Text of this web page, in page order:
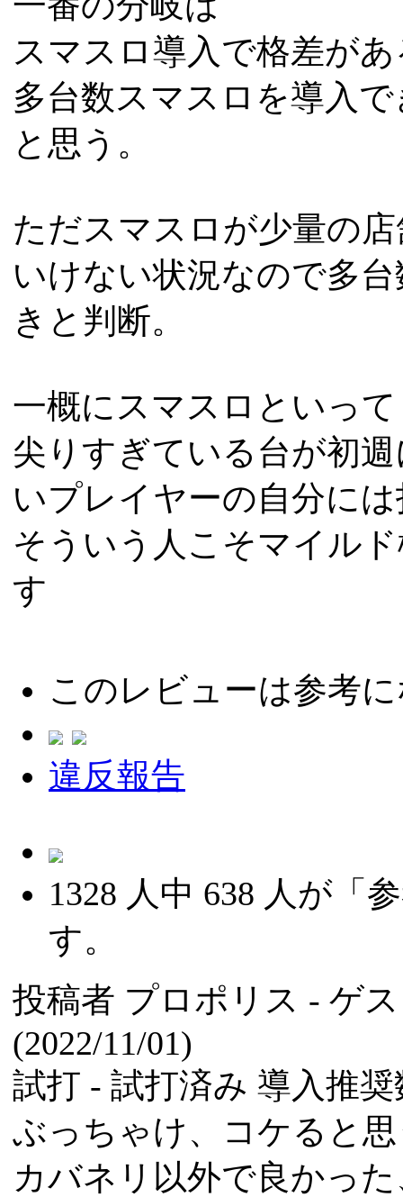
スマスロ導入で格差が
多台数スマスロを導入
と思う。
ただスマスロが少量の
いけない状況なので多
きと判断。
一概にスマスロといっ
尖りすぎている台が初
いプレイヤーの自分に
そういう人こそマイル
す
このレビューは参考
違反報告
1328 人中 638 人が「
す。
投稿者 プロポリス - ゲ
(2022/11/01)
試打 - 試打済み 導入推
ぶっちゃけ、コケると
カバネリ以外で良かっ